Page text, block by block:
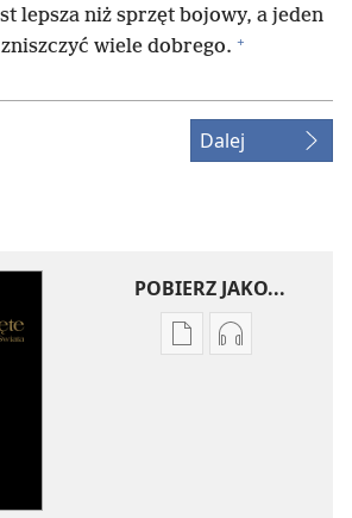
lepsza niż sprzęt bojowy, a jeden
wiele dobrego. +
Dalej
POBIERZ JAKO...
UstawieniaUstawienia